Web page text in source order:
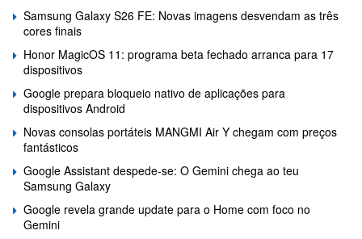
Samsung Galaxy S26 FE: Novas imagens desvendam as três
cores finais
Honor MagicOS 11: programa beta fechado arranca para 17
dispositivos
Google prepara bloqueio nativo de aplicações para
dispositivos Android
Novas consolas portáteis MANGMI Air Y chegam com preços
fantásticos
Google Assistant despede-se: O Gemini chega ao teu
Samsung Galaxy
Google revela grande update para o Home com foco no
Gemini